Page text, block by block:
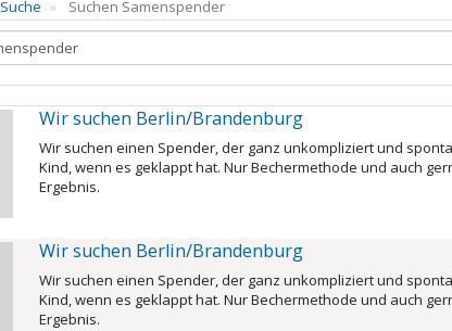
Suche Suchen Samenspender
Wir suchen Berlin/Brandenburg
Wir suchen einen Spender, der ganz unkompliziert und
Kind, wenn es geklappt hat. Nur Bechermethode und auch
Ergebnis.
Wir suchen Berlin/Brandenburg
Wir suchen einen Spender, der ganz unkompliziert und
Kind, wenn es geklappt hat. Nur Bechermethode und auch
Ergebnis.